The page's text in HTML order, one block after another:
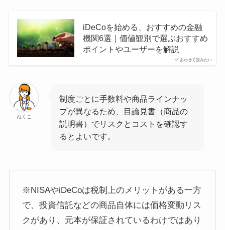
あわせて読みたい
iDeCoを始める、おすすめの金融
機関6選｜価値観別で選ぶおすすめ
ポイントやユーザーを解説
ねくこ
制度ごとに手数料や商品ラインナッ
プが異なるため、目論見書（商品の
説明書）でリスクとコストを確認す
るとよいです。
※NISAやiDeCoは税制上のメリットがある一方
で、投資信託などの商品自体には価格変動リス
クがあり、元本が保証されているわけではあり